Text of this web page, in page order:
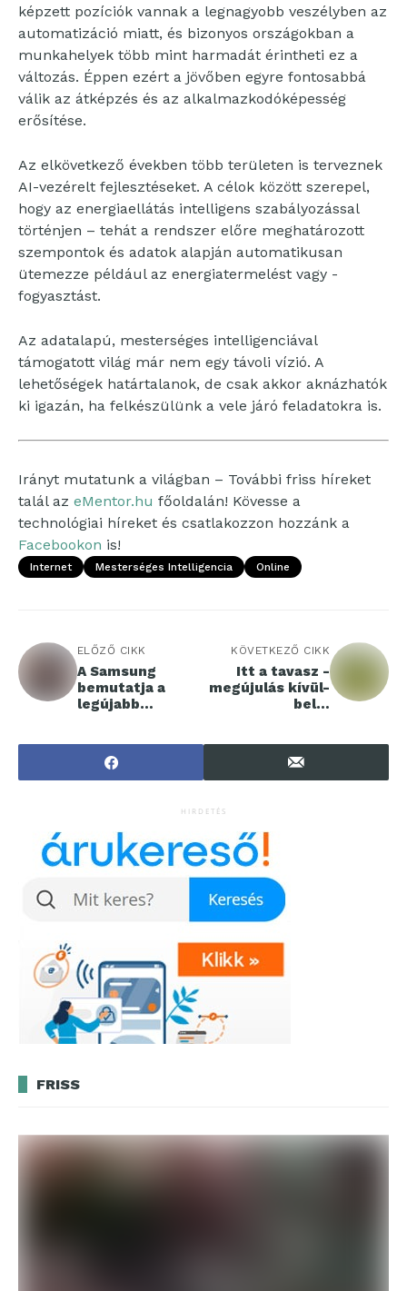
képzett pozíciók vannak a legnagyobb veszélyben az
automatizáció miatt, és bizonyos országokban a
munkahelyek több mint harmadát érintheti ez a
változás. Éppen ezért a jövőben egyre fontosabbá
válik az átképzés és az alkalmazkodóképesség
erősítése.
Az elkövetkező években több területen is terveznek
AI-vezérelt fejlesztéseket. A célok között szerepel,
hogy az energiaellátás intelligens szabályozással
történjen – tehát a rendszer előre meghatározott
szempontok és adatok alapján automatikusan
ütemezze például az energiatermelést vagy -
fogyasztást.
Az adatalapú, mesterséges intelligenciával
támogatott világ már nem egy távoli vízió. A
lehetőségek határtalanok, de csak akkor aknázhatók
ki igazán, ha felkészülünk a vele járó feladatokra is.
Irányt mutatunk a világban – További friss híreket
talál az eMentor.hu főoldalán! Kövesse a
technológiai híreket és csatlakozzon hozzánk a
Facebookon is!
Internet Mesterséges Intelligencia Online
ELŐZŐ CIKK
A Samsung
bemutatja a
legújabb
KÖVETKEZŐ CIKK
Itt a tavasz -
megújulás kívül-
belül
és kirándulással
HIRDETÉS
FRISS